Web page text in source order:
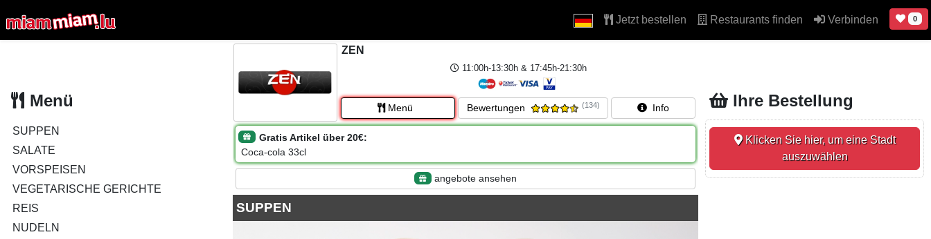
Jetzt bestellen Restaurants finden Verbinden 0
Menü
SUPPEN
SALATE
VORSPEISEN
VEGETARISCHE GERICHTE
REIS
NUDELN
ZEN
11:00h-13:30h & 17:45h-21:30h
Menü Bewertungen (134) Info
Gratis Artikel über 20€:
Coca-cola 33cl
angebote ansehen
SUPPEN
Ihre Bestellung
Klicken Sie hier, um eine Stadt
auszuwählen